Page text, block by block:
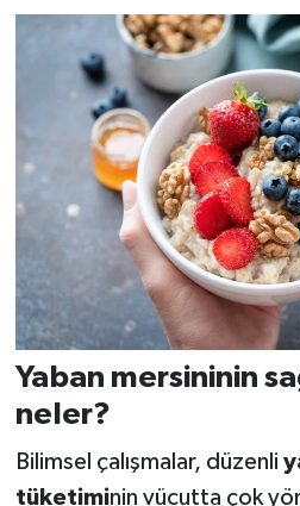
Yaban mersininin
neler?
Bilimsel çalışmalar, düzenli
tüketiminin vücutta çok